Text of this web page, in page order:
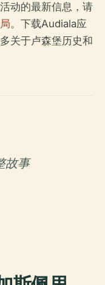
动的最新信息，请
。下载Audiala应
关于卢森堡历史和
故事